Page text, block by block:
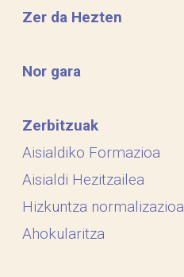
Zer da Hezten
Nor gara
Zerbitzuak
Aisialdiko Formazioa
Aisialdi Hezitzailea
Hizkuntza normalizazioa
Ahokularitza